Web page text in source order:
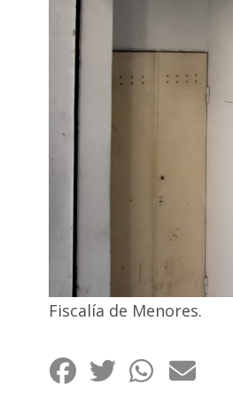
Espectáculos
Policiales
Cartelera
Familia
Clasificados
Fúnebres
Fiscalía de Menores.